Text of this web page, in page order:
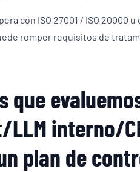
con ISO 27001 / ISO 20000
romper requisitos de
que
LLM interno/
plan de